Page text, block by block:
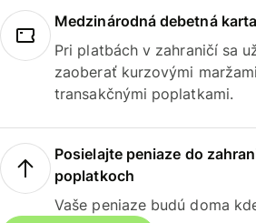
Medzinárodná debetná karta
Pri platbách v zahraničí sa
zaoberať kurzovými
transakčnými poplatkami.
Posielajte peniaze do
poplatkoch
Vaše peniaze budú doma